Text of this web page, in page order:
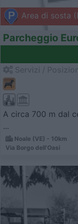
Area di sosta
Parcheggio
A circa 700 m dal
...
Noale (VE) - 10km
Via Borgo dell'Oasi